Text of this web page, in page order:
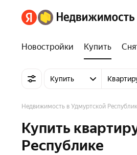
Новостройки Купить
Купить
Недвижимость в Удмуртской
Купить
Республике